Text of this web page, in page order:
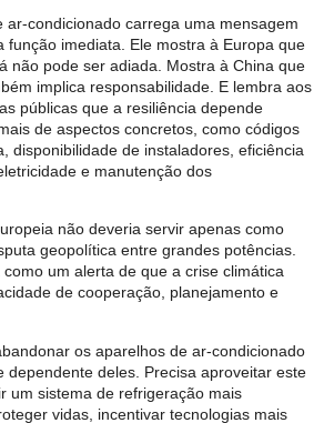
ar-condicionado carrega uma mensagem
função imediata. Ele mostra à Europa que
não pode ser adiada. Mostra à China que
implica responsabilidade. E lembra aos
públicas que a resiliência depende
de aspectos concretos, como códigos
disponibilidade de instaladores, eficiência
e manutenção dos
não deveria servir apenas como
geopolítica entre grandes potências.
um alerta de que a crise climática
de cooperação, planejamento e
os aparelhos de ar-condicionado
dependente deles. Precisa aproveitar este
um sistema de refrigeração mais
vidas, incentivar tecnologias mais